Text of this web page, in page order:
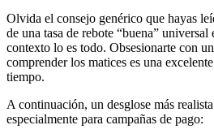
Olvida el consejo genérico que hayas
de una tasa de rebote “buena” universal
contexto lo es todo. Obsesionarte con
comprender los matices es una
tiempo.
A continuación, un desglose más
especialmente para campañas de pago: